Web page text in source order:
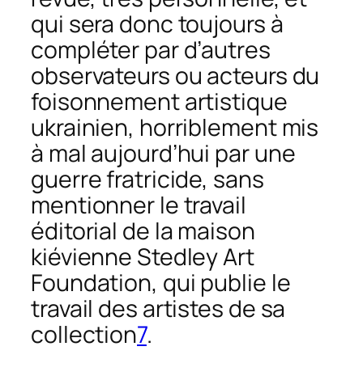
qui sera donc toujours à
compléter par d’autres
observateurs ou acteurs du
foisonnement artistique
ukrainien, horriblement mis
à mal aujourd’hui par une
guerre fratricide, sans
mentionner le travail
éditorial de la maison
kiévienne Stedley Art
Foundation, qui publie le
travail des artistes de sa
collection7.